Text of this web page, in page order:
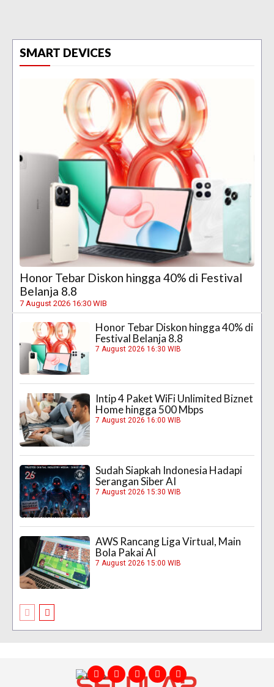
SMART DEVICES
Honor Tebar Diskon hingga 40% di Festival
Belanja 8.8
7 August 2026 16:30 WIB
Honor Tebar Diskon hingga 40% di
Festival Belanja 8.8
7 August 2026 16:30 WIB
Intip 4 Paket WiFi Unlimited Biznet
Home hingga 500 Mbps
7 August 2026 16:00 WIB
Sudah Siapkah Indonesia Hadapi
Serangan Siber AI
7 August 2026 15:30 WIB
AWS Rancang Liga Virtual, Main
Bola Pakai AI
7 August 2026 15:00 WIB